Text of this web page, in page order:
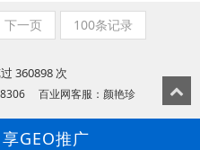
下一页 100条记录
360898 次
百业网客服：颜艳珍
GEO推广